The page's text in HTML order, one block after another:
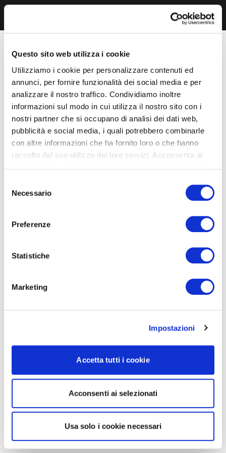
Questo sito web utilizza i cookie
Utilizziamo i cookie per personalizzare contenuti ed
annunci, per fornire funzionalità dei social media e per
analizzare il nostro traffico. Condividiamo inoltre
informazioni sul modo in cui utilizza il nostro sito con i
nostri partner che si occupano di analisi dei dati web,
pubblicità e social media, i quali potrebbero combinarle
con altre informazioni che ha fornito loro o che hanno
raccolto dal suo utilizzo dei loro servizi. Acconsenta ai
delNecessario
Preferenze
Statistiche
Marketing
Impostazioni
Accetta tutti i cookie
Acconsenti ai selezionati
Usa solo i cookie necessari